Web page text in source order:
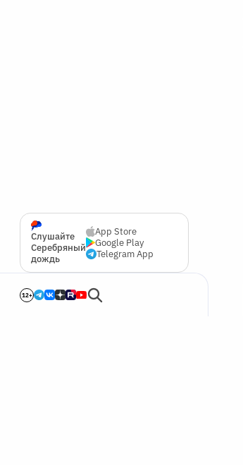
Слушайте
Серебряный
дождь
App Store
Google Play
Telegram App
12+